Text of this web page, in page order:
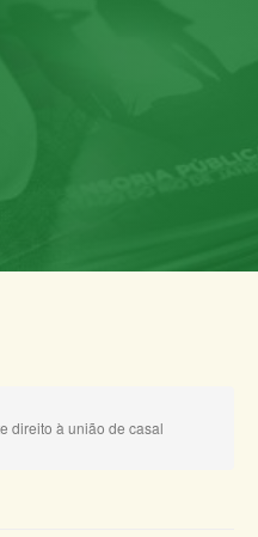
direito à união de casal